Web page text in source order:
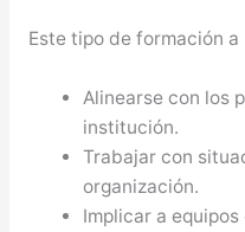
Este tipo de formación
Alinearse con los
institución.
Trabajar con
organización.
Implicar a